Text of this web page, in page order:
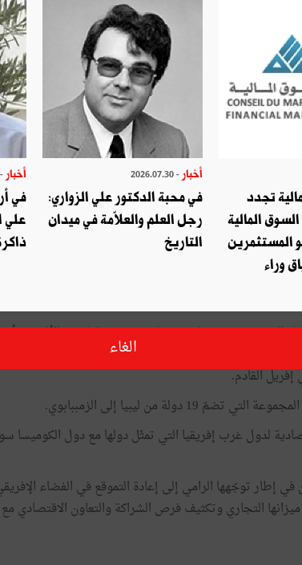
أنّه على هامش التئام الدورة الثلاثين لقمّة الاتحاد الإفريقي من 28 إلى 29 جانفي 2018 بالعاصمة
(كوميسا) اجتماعا لتحديد موعد دقيق لقمّة هذه
إفريل القادم.
من ليبيا إلى الزمببابوي.
لدول غرب إفريقيا التي تمثّل دولها مع دول الكوميسا
إطار توجّهها الرامي إلى إعادة التموقع في الفضاء
التجاري وتكثيف فرص الشراكة والتعاون الاقتصادي
تجدد
المالية
المستثمرين
وراء
أخبار - 2026.07.30
في محبة الدكتور علي الزواري:
رجل العلم والعلاّمة في ميدان
التاريخ
أخبار - 2026.07.29
في
علي
الغاء